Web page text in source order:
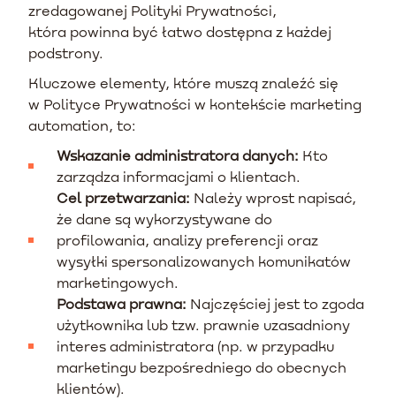
zredagowanej Polityki Prywatności,
która powinna być łatwo dostępna z każdej
podstrony.
Kluczowe elementy, które muszą znaleźć się
w Polityce Prywatności w kontekście marketing
automation, to:
Wskazanie administratora danych: Kto
zarządza informacjami o klientach.
Cel przetwarzania: Należy wprost napisać,
że dane są wykorzystywane do
profilowania, analizy preferencji oraz
wysyłki spersonalizowanych komunikatów
marketingowych.
Podstawa prawna: Najczęściej jest to zgoda
użytkownika lub tzw. prawnie uzasadniony
interes administratora (np. w przypadku
marketingu bezpośredniego do obecnych
klientów).